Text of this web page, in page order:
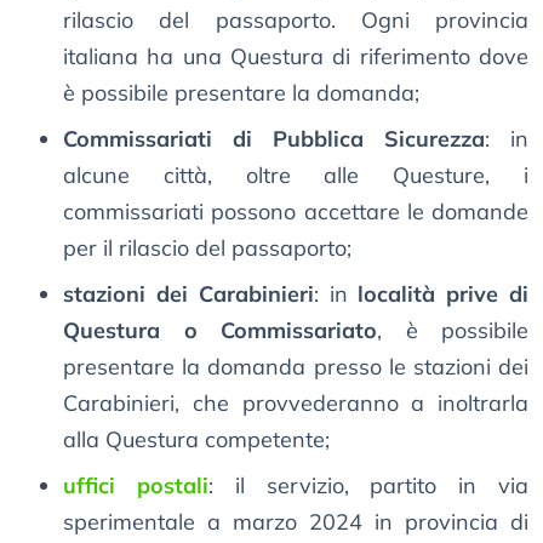
rilascio del passaporto. Ogni provincia
italiana ha una Questura di riferimento dove
è possibile presentare la domanda;
Commissariati di Pubblica Sicurezza: in
alcune città, oltre alle Questure, i
commissariati possono accettare le domande
per il rilascio del passaporto;
stazioni dei Carabinieri: in località prive di
Questura o Commissariato, è possibile
presentare la domanda presso le stazioni dei
Carabinieri, che provvederanno a inoltrarla
alla Questura competente;
uffici postali: il servizio, partito in via
sperimentale a marzo 2024 in provincia di